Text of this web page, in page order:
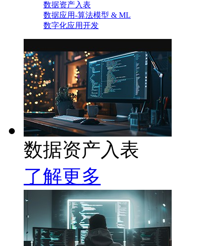
数据资产入表
数据应用-算法模型 & ML
数字化应用开发
数据资产入表
了解更多